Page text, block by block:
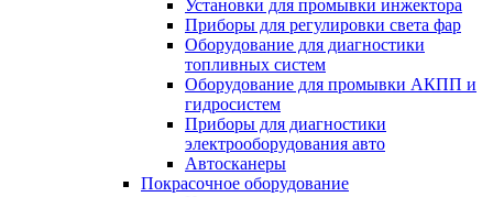
Установки для промывки инжектора
Приборы для регулировки света фар
Оборудование для диагностики
топливных систем
Оборудование для промывки АКПП и
гидросистем
Приборы для диагностики
электрооборудования авто
Автосканеры
Покрасочное оборудование